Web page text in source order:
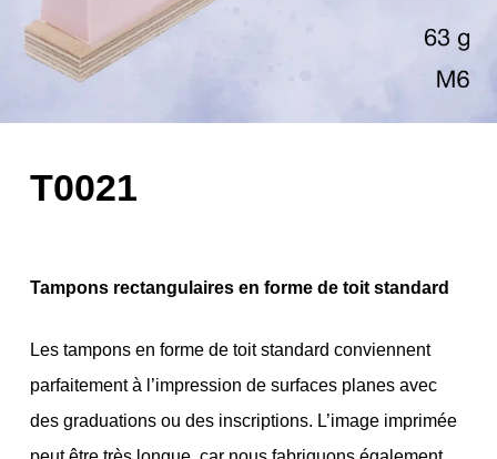
T0021
Tampons rectangulaires en forme de toit standard
Les tampons en forme de toit standard conviennent
parfaitement à l’impression de surfaces planes avec
des graduations ou des inscriptions. L’image imprimée